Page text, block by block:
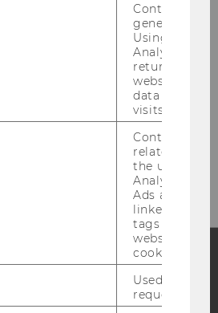
BLEIBEN!
Blog
Contains a
generated
Using this
Analytics can
returning
website and
data from
visits.
Contains
related
the user. If
Analytics and
Ads accounts
linked, the
tags on the
website read
cookie.
Used to
request rate.